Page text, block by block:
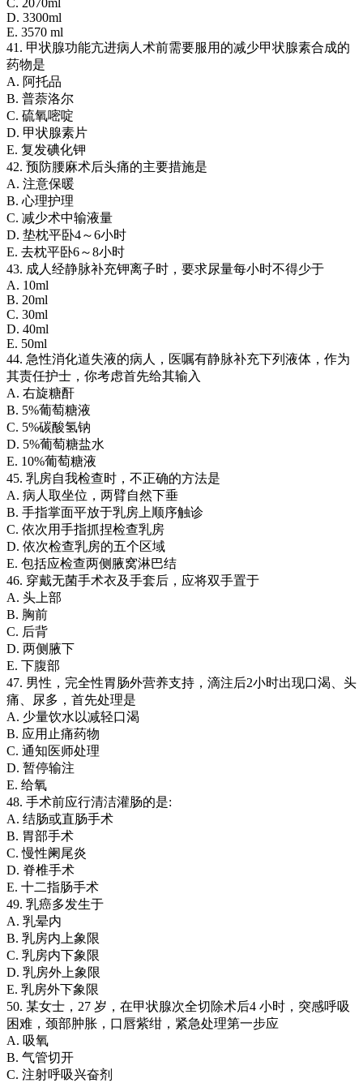
C. 2070ml
D. 3300ml
E. 3570 ml
41. 甲状腺功能亢进病人术前需要服用的减少甲状腺素合成的
药物是
A. 阿托品
B. 普萘洛尔
C. 硫氧嘧啶
D. 甲状腺素片
E. 复发碘化钾
42. 预防腰麻术后头痛的主要措施是
A. 注意保暖
B. 心理护理
C. 减少术中输液量
D. 垫枕平卧4～6小时
E. 去枕平卧6～8小时
43. 成人经静脉补充钾离子时，要求尿量每小时不得少于
A. 10ml
B. 20ml
C. 30ml
D. 40ml
E. 50ml
44. 急性消化道失液的病人，医嘱有静脉补充下列液体，作为
其责任护士，你考虑首先给其输入
A. 右旋糖酐
B. 5%葡萄糖液
C. 5%碳酸氢钠
D. 5%葡萄糖盐水
E. 10%葡萄糖液
45. 乳房自我检查时，不正确的方法是
A. 病人取坐位，两臂自然下垂
B. 手指掌面平放于乳房上顺序触诊
C. 依次用手指抓捏检查乳房
D. 依次检查乳房的五个区域
E. 包括应检查两侧腋窝淋巴结
46. 穿戴无菌手术衣及手套后，应将双手置于
A. 头上部
B. 胸前
C. 后背
D. 两侧腋下
E. 下腹部
47. 男性，完全性胃肠外营养支持，滴注后2小时出现口渴、头
痛、尿多，首先处理是
A. 少量饮水以减轻口渴
B. 应用止痛药物
C. 通知医师处理
D. 暂停输注
E. 给氧
48. 手术前应行清洁灌肠的是:
A. 结肠或直肠手术
B. 胃部手术
C. 慢性阑尾炎
D. 脊椎手术
E. 十二指肠手术
49. 乳癌多发生于
A. 乳晕内
B. 乳房内上象限
C. 乳房内下象限
D. 乳房外上象限
E. 乳房外下象限
50. 某女士，27 岁，在甲状腺次全切除术后4 小时，突感呼吸
困难，颈部肿胀，口唇紫绀，紧急处理第一步应
A. 吸氧
B. 气管切开
C. 注射呼吸兴奋剂